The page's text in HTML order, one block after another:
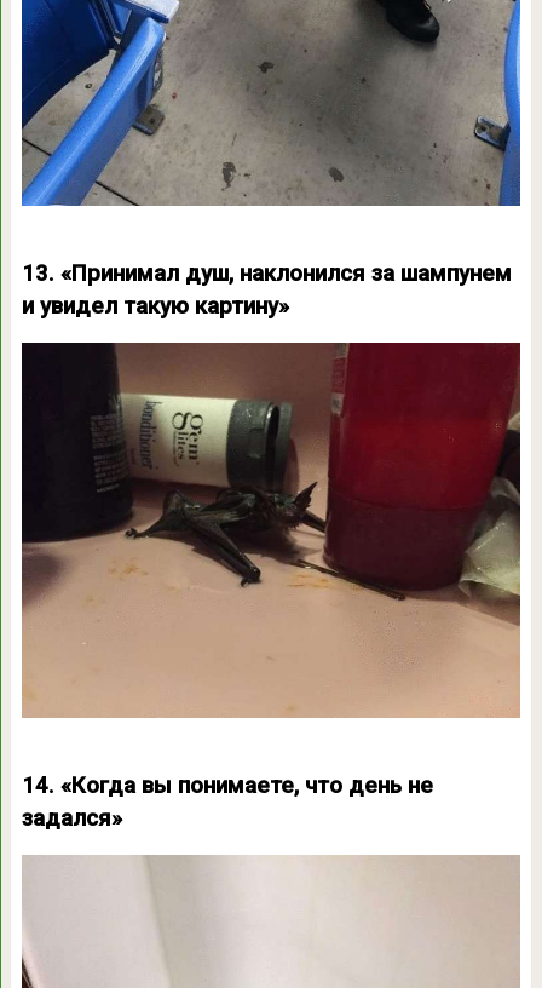
13. «Принимал душ, наклонился за шампунем
и увидел такую картину»
14. «Когда вы понимаете, что день не
задался»